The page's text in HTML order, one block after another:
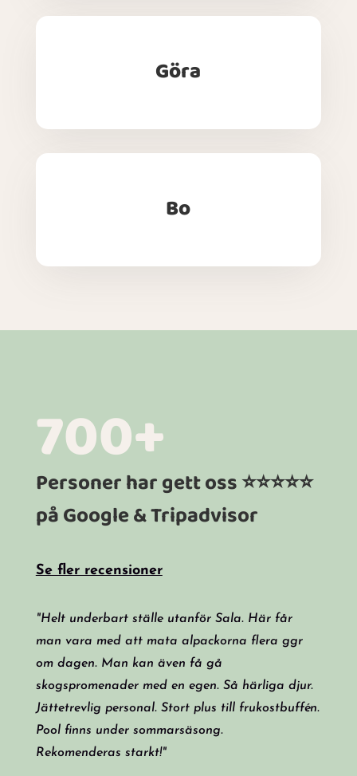
Göra
Bo
700+
Personer har gett oss ⭐⭐⭐⭐⭐
på Google & Tripadvisor
Se fler recensioner
"Helt underbart ställe utanför Sala. Här får
man vara med att mata alpackorna flera ggr
om dagen. Man kan även få gå
skogspromenader med en egen. Så härliga djur.
Jättetrevlig personal. Stort plus till frukostbuffén.
Pool finns under sommarsäsong.
Rekomenderas starkt!"